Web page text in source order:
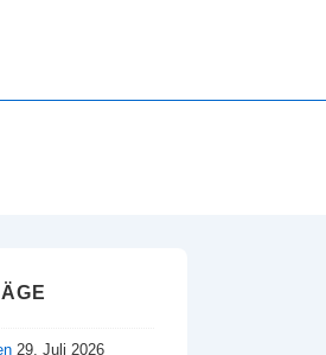
29. Juli 2026